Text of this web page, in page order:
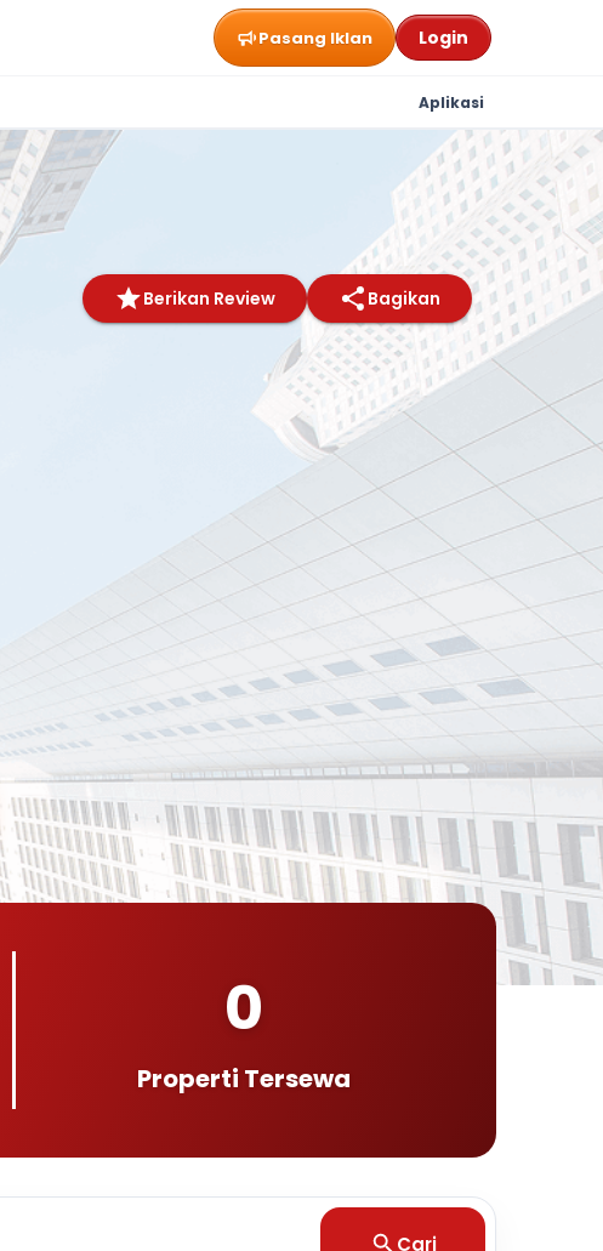
Pasang Iklan Login
Aplikasi
Berikan Review Bagikan
0
Properti Tersewa
Cari